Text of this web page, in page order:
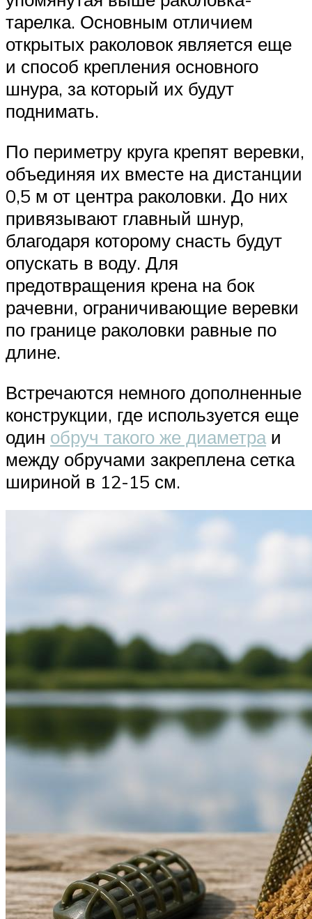
тарелка. Основным отличием
открытых раколовок является еще
и способ крепления основного
шнура, за который их будут
поднимать.
По периметру круга крепят веревки,
объединяя их вместе на дистанции
0,5 м от центра раколовки. До них
привязывают главный шнур,
благодаря которому снасть будут
опускать в воду. Для
предотвращения крена на бок
рачевни, ограничивающие веревки
по границе раколовки равные по
длине.
Встречаются немного дополненные
конструкции, где используется еще
один обруч такого же диаметраи
между обручами закреплена сетка
шириной в 12-15 см.